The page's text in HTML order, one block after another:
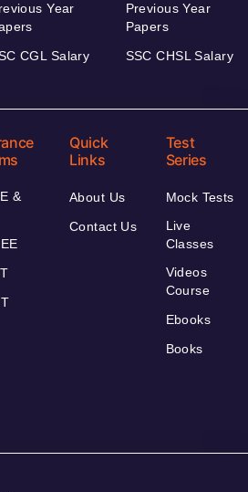
Year
CGL Salary
Previous Year
Papers
SSC CHSL Salary
&
Quick
Links
About Us
Contact Us
Test
Series
Mock Tests
Live
Classes
Videos
Course
Ebooks
Books